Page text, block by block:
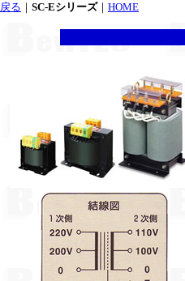
戻る ｜ SC-Eシリーズ｜ HOME